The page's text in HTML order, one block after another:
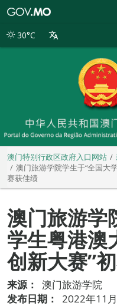
别
30°C
澳门特别行政区政府入口网站
澳门旅游学院学生于“全国大
赛获佳绩
澳门旅游学
学生粤港澳
创新大赛”
来源：
澳门旅游学院
发布日期：
2022年11